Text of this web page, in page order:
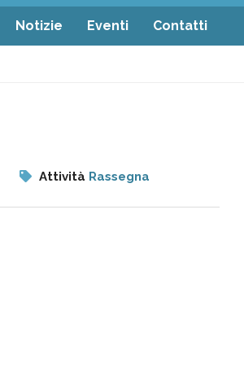
Notizie Eventi Contatti
Attività Rassegna